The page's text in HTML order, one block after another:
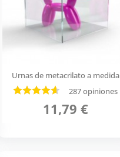
Urnas de metacrilato a medida
287 opiniones
11,79 €